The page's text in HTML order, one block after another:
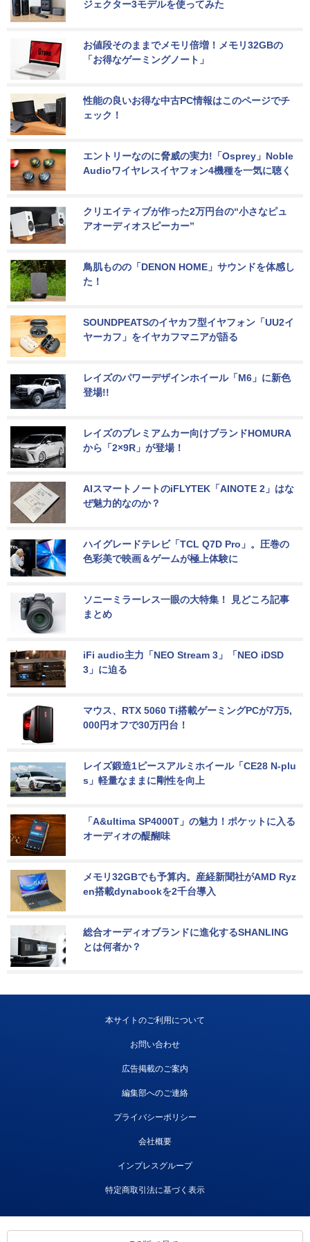
ジェクター3モデルを使ってみた
お値段そのままでメモリ倍増！メモリ32GBの
「お得なゲーミングノート」
性能の良いお得な中古PC情報はこのページでチ
ェック！
エントリーなのに脅威の実力!「Osprey」Noble
Audioワイヤレスイヤフォン4機種を一気に聴く
クリエイティブが作った2万円台の“小さなピュ
アオーディオスピーカー”
鳥肌ものの「DENON HOME」サウンドを体感し
た！
SOUNDPEATSのイヤカフ型イヤフォン「UU2イ
ヤーカフ」をイヤカフマニアが語る
レイズのパワーデザインホイール「M6」に新色
登場!!
レイズのプレミアムカー向けブランドHOMURA
から「2×9R」が登場！
AIスマートノートのiFLYTEK「AINOTE 2」はな
ぜ魅力的なのか？
ハイグレードテレビ「TCL Q7D Pro」。圧巻の
色彩美で映画＆ゲームが極上体験に
ソニーミラーレス一眼の大特集！ 見どころ記事
まとめ
iFi audio主力「NEO Stream 3」「NEO iDSD
3」に迫る
マウス、RTX 5060 Ti搭載ゲーミングPCが7万5,
000円オフで30万円台！
レイズ鍛造1ピースアルミホイール「CE28 N-plu
s」軽量なままに剛性を向上
「A&ultima SP4000T」の魅力！ポケットに入る
オーディオの醍醐味
メモリ32GBでも予算内。産経新聞社がAMD Ryz
en搭載dynabookを2千台導入
総合オーディオブランドに進化するSHANLING
とは何者か？
本サイトのご利用について
お問い合わせ
広告掲載のご案内
編集部へのご連絡
プライバシーポリシー
会社概要
インプレスグループ
特定商取引法に基づく表示